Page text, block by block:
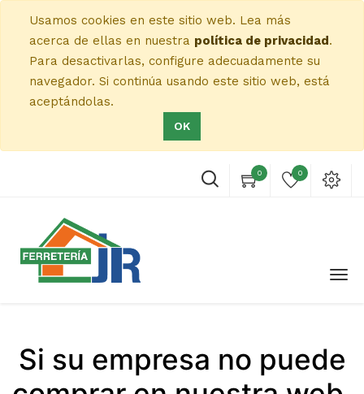
Usamos cookies en este sitio web. Lea más
acerca de ellas en nuestra política de privacidad.
Para desactivarlas, configure adecuadamente su
navegador. Si continúa usando este sitio web, está
aceptándolas.
OK
0 0
Si su empresa no puede